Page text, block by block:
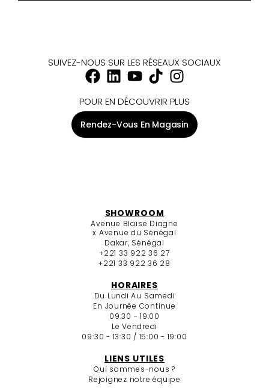
SUIVEZ-NOUS SUR LES RÉSEAUX SOCIAUX
POUR EN DÉCOUVRIR PLUS
Rendez-Vous En Magasin
SHOWROOM
Avenue Blaise Diagne
x Avenue du Sénégal
Dakar, Sénégal
+221 33 922 36 27
+221 33 922 36 28
HORAIRES
Du Lundi Au Samedi
En Journée Continue
09:30 - 19:00
Le Vendredi
09:30 - 13:30 / 15:00 - 19:00
LIENS UTILES
Qui sommes-nous ?
Rejoignez notre équipe